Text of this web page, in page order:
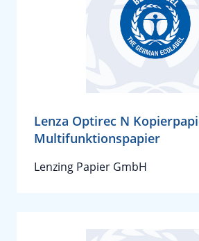
Lenza Optirec N
Multifunktionspapier
Lenzing Papier GmbH